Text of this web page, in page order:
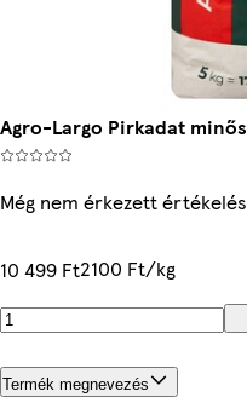
Agro-Largo Pirkadat
Még nem érkezett értékelés
10 499 Ft2100 Ft/kg
Termék megnevezés